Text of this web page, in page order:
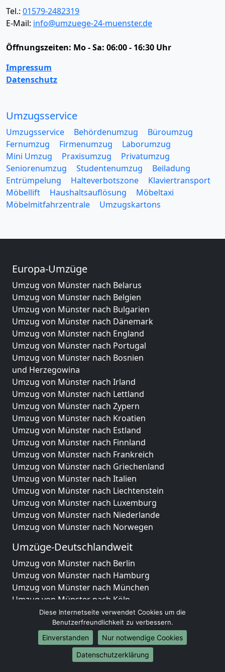
Tel.: 01579-2482319
E-Mail: info@umzuege-24-muenster.de
Öffnungszeiten: Mo - Sa: 06:00 - 16:30 Uhr
Impressum
Datenschutz
Umzugsservice
Umzugsservice Behördenumzug
Büroumzug
Fernumzug
Firmenumzug
Laborumzug
Mini Umzug
Praxisumzug
Privatumzug
Seniorenumzug
Studentenumzug
Beiladung
Entrümpelung
Halteverbotszone
Klaviertransport
Möbellift
Haushaltsauflösung
Möbeltaxi
Möbelmitfahrzentrale
Umzugskartons
Europa-Umzüge
Umzug von Münster nach Belarus
Umzug von Münster nach Belgien
Umzug von Münster nach Bulgarien
Umzug von Münster nach Dänemark
Umzug von Münster nach England
Umzug von Münster nach Portugal
Umzug von Münster nach Bosnien
und Herzegowina
Umzug von Münster nach Irland
Umzug von Münster nach Lettland
Umzug von Münster nach Zypern
Umzug von Münster nach Kroatien
Umzug von Münster nach Estland
Umzug von Münster nach Finnland
Umzug von Münster nach Frankreich
Umzug von Münster nach Griechenland
Umzug von Münster nach Italien
Umzug von Münster nach Liechtenstein
Umzug von Münster nach Luxemburg
Umzug von Münster nach Niederlande
Umzug von Münster nach Norwegen
Umzüge-Deutschlandweit
Umzug von Münster nach Berlin
Umzug von Münster nach Hamburg
Umzug von Münster nach München
Umzug von Münster nach Köln
Umzug von Münster nach Frankfurt am Main
Umzug von Münster nach Stuttgart
Umzug von Münster nach Düsseldorf
Umzug von Münster nach Leipzig
Umzug von Münster nach Dortmund
Diese Internetseite verwendet Cookies um die
Benutzerfreundlichkeit zu verbessern.
Einverstanden
Nur notwendige Cookies
Datenschutzerklärung